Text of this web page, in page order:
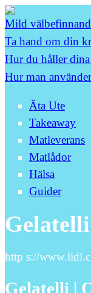
Mild
Ta hand om din
Hur du håller
Hur man
Äta Ute
Takeaway
Matleverans
Matlådor
Hälsa
Guider
http s://
Gelatelli |